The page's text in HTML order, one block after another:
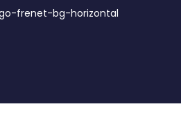
frenet-bg-horizontal